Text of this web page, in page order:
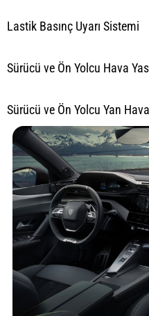
Lastik Basınç Uyarı Sistemi
Sürücü ve Ön Yolcu Hava
Sürücü ve Ön Yolcu Yan Hava